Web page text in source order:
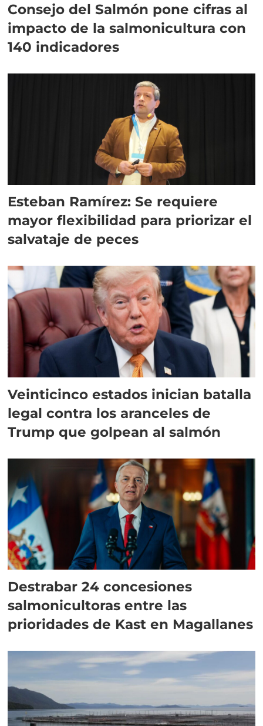
Consejo del Salmón pone cifras al
impacto de la salmonicultura con
140 indicadores
Esteban Ramírez: Se requiere
mayor flexibilidad para priorizar el
salvataje de peces
Veinticinco estados inician batalla
legal contra los aranceles de
Trump que golpean al salmón
Destrabar 24 concesiones
salmonicultoras entre las
prioridades de Kast en Magallanes